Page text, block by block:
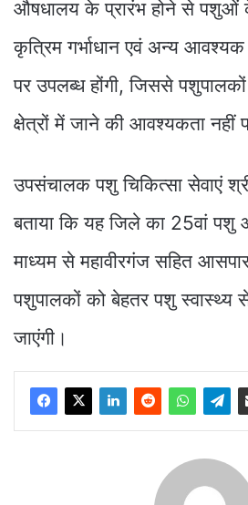
औषधालय के प्रारंभ होने से पशुओं
कृत्रिम गर्भाधान एवं अन्य आवश्यक
पर उपलब्ध होंगी, जिससे
क्षेत्रों में जाने की आवश्यकता नहीं
उपसंचालक पशु चिकित्सा सेवाएं
बताया कि यह जिले का 25वां
माध्यम से महावीरगंज सहित
पशुपालकों को बेहतर पशु स्वास्थ्य
जाएंगी।